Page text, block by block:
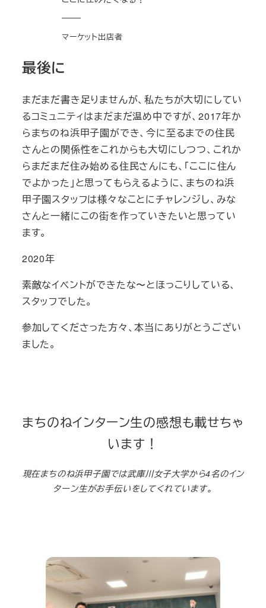
マーケット出店者
最後に
まだまだ書き足りませんが、私たちが大切にしてい
るコミュニティはまだまだ温め中ですが、2017年か
らまちのね浜甲子園ができ、今に至るまでの住民
さんとの関係性をこれからも大切にしつつ、これか
らまだまだ住み始める住民さんにも、「ここに住ん
でよかった」と思ってもらえるように、まちのね浜
甲子園スタッフは様々なことにチャレンジし、みな
さんと一緒にこの街を作っていきたいと思ってい
ます。
2020年
素敵なイベントができたな〜とほっこりしている、
スタッフでした。
参加してくださった方々、本当にありがとうござい
ました。
まちのねインターン生の感想も載せちゃ
います！
現在まちのね浜甲子園では武庫川女子大学から4名のイン
ターン生がお手伝いをしてくれています。